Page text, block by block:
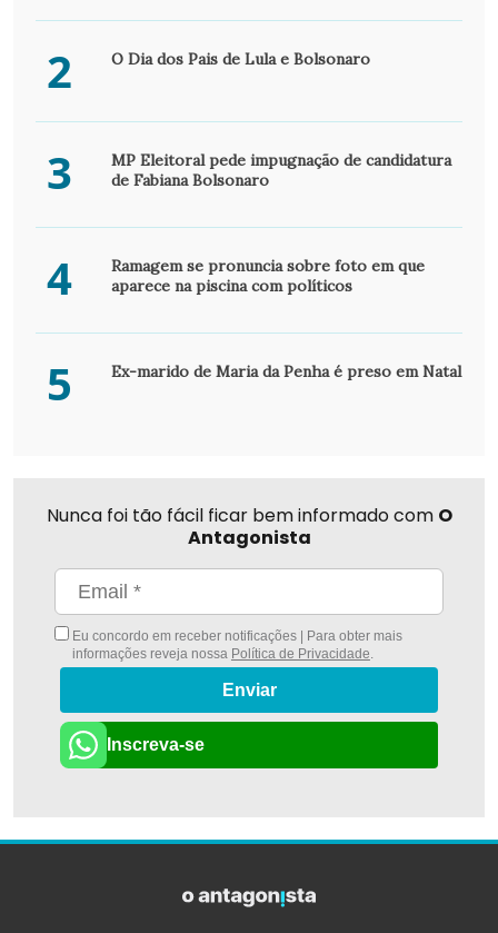
2 O Dia dos Pais de Lula e Bolsonaro
3
MP Eleitoral pede impugnação de candidatura
de Fabiana Bolsonaro
4
Ramagem se pronuncia sobre foto em que
aparece na piscina com políticos
5 Ex-marido de Maria da Penha é preso em Natal
Nunca foi tão fácil ficar bem informado com O
Antagonista
Eu concordo em receber notificações | Para obter mais
informações reveja nossa Política de Privacidade.
Enviar
Inscreva-se